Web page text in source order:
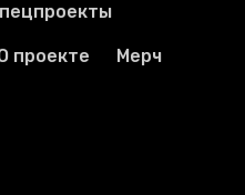
проекте Мерч